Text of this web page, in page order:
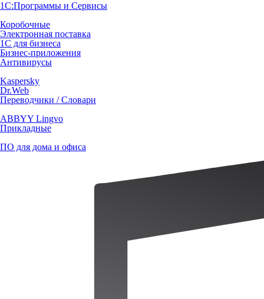
1С:Программы и Сервисы
Коробочные
Электронная поставка
1С для бизнеса
Бизнес-приложения
Антивирусы
Kaspersky
Dr.Web
Переводчики / Словари
ABBYY Lingvo
Прикладные
ПО для дома и офиса